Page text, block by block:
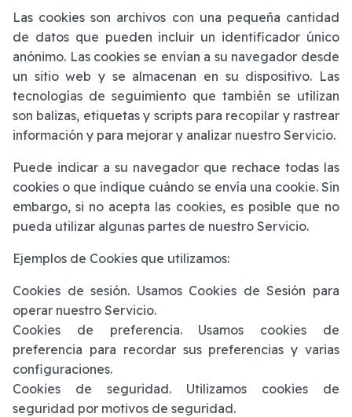
Las cookies son archivos con una pequeña cantidad
de datos que pueden incluir un identificador único
anónimo. Las cookies se envían a su navegador desde
un sitio web y se almacenan en su dispositivo. Las
tecnologías de seguimiento que también se utilizan
son balizas, etiquetas y scripts para recopilar y rastrear
información y para mejorar y analizar nuestro Servicio.
Puede indicar a su navegador que rechace todas las
cookies o que indique cuándo se envía una cookie. Sin
embargo, si no acepta las cookies, es posible que no
pueda utilizar algunas partes de nuestro Servicio.
Ejemplos de Cookies que utilizamos:
Cookies de sesión. Usamos Cookies de Sesión para
operar nuestro Servicio.
Cookies de preferencia. Usamos cookies de
preferencia para recordar sus preferencias y varias
configuraciones.
Cookies de seguridad. Utilizamos cookies de
seguridad por motivos de seguridad.